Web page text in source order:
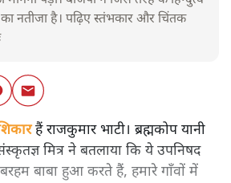
नतीजा है। पढ़िए स्तंभकार और चिंतक
हैं राजकुमार भाटी। ब्रह्मकोप यानी
मित्र ने बतलाया कि ये उपनिषद
बरहम बाबा हुआ करते हैं, हमारे गाँवों में